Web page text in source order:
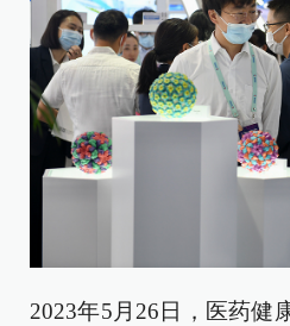
2023年5月26日，医药健